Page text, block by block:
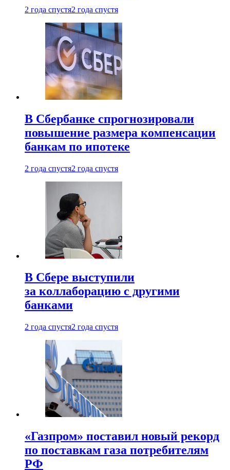
2 года спустя2 года спустя
В Сбербанке спрогнозировали
повышение размера компенсации
банкам по ипотеке
2 года спустя2 года спустя
В Сбере выступили
за коллаборацию с другими
банками
2 года спустя2 года спустя
«Газпром» поставил новый рекорд
по поставкам газа потребителям
РФ